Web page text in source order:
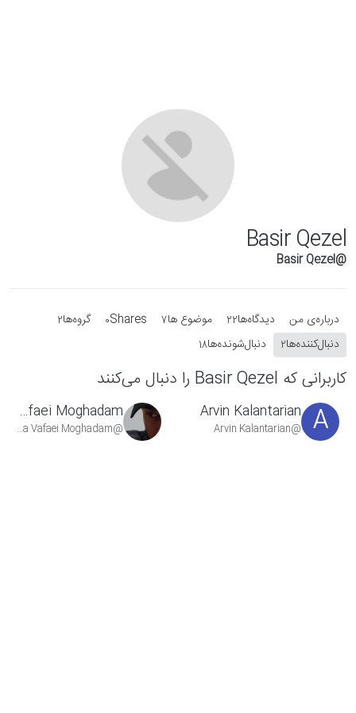
Basir Qezel
@Basir Qezel
درباره‌‌ی من دیدگاه‌ها22 موضوع ها7
Shares
0 گروه‌ها2
دنبال‌کننده‌ها2 دنبال‌شونده‌ها18
کاربرانی که Basir Qezel را دنبال می‌کنند
A
Arvin Kalantarian
@Arvin Kalantarian
Amirreza Vafaei Moghadam
@Amirreza Vafaei Moghadam